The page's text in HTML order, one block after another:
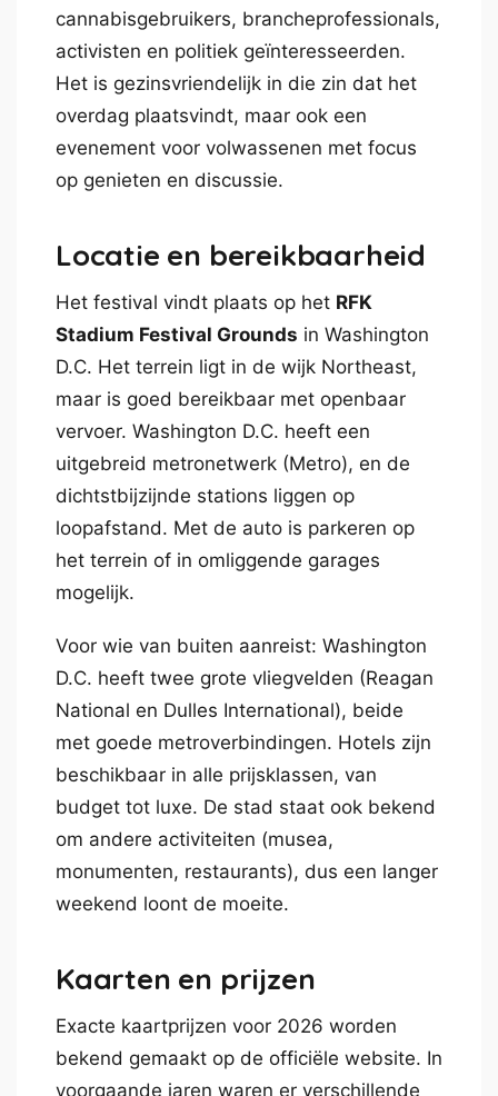
cannabisgebruikers, brancheprofessionals,
activisten en politiek geïnteresseerden.
Het is gezinsvriendelijk in die zin dat het
overdag plaatsvindt, maar ook een
evenement voor volwassenen met focus
op genieten en discussie.
Locatie en bereikbaarheid
Het festival vindt plaats op het RFK
Stadium Festival Grounds in Washington
D.C. Het terrein ligt in de wijk Northeast,
maar is goed bereikbaar met openbaar
vervoer. Washington D.C. heeft een
uitgebreid metronetwerk (Metro), en de
dichtstbijzijnde stations liggen op
loopafstand. Met de auto is parkeren op
het terrein of in omliggende garages
mogelijk.
Voor wie van buiten aanreist: Washington
D.C. heeft twee grote vliegvelden (Reagan
National en Dulles International), beide
met goede metroverbindingen. Hotels zijn
beschikbaar in alle prijsklassen, van
budget tot luxe. De stad staat ook bekend
om andere activiteiten (musea,
monumenten, restaurants), dus een langer
weekend loont de moeite.
Kaarten en prijzen
Exacte kaartprijzen voor 2026 worden
bekend gemaakt op de officiële website. In
voorgaande jaren waren er verschillende